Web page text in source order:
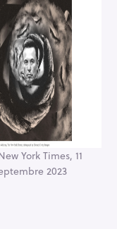
York Times, 11
2023